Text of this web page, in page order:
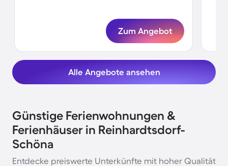
Zum Angebot
Alle Angebote ansehen
Günstige Ferienwohnungen &
Ferienhäuser in Reinhardtsdorf-
Schöna
Entdecke preiswerte Unterkünfte mit hoher Qualität